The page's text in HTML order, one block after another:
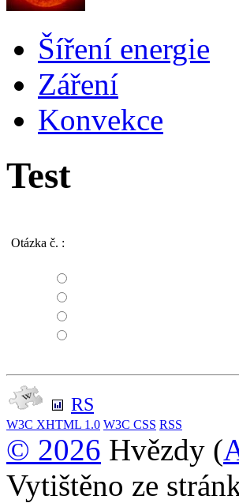
Šíření energie
Záření
Konvekce
Test
Otázka č. :
RS
W3C XHTML 1.0 W3C CSS RSS
© 2026 Hvězdy (
Vytištěno ze